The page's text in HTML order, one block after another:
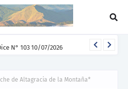
N° 103 10/07/2026
de Altagracia de la Montaña*